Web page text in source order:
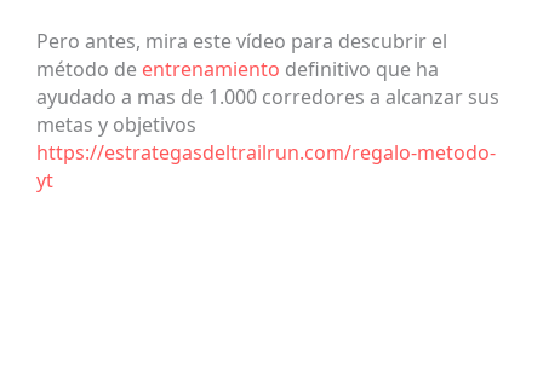
Pero antes, mira este vídeo para descubrir el
método de entrenamiento definitivo que ha
ayudado a mas de 1.000 corredores a alcanzar sus
metas y objetivos
https://estrategasdeltrailrun.com/regalo-metodo-
yt